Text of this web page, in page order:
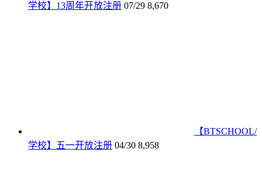
学校】13周年开放注册 07/29 8,670
【BTSCHOOL/
学校】五一开放注册 04/30 8,958